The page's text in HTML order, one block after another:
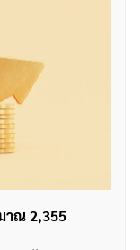
าณ 2,355